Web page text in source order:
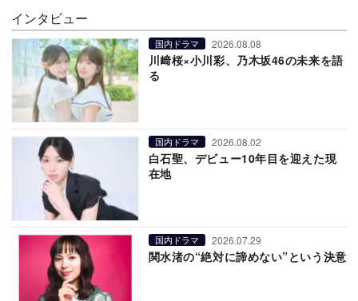
インタビュー
国内ドラマ 2026.08.08
川﨑桜×小川彩、乃木坂46の未来を語
る
国内ドラマ 2026.08.02
白石聖、デビュー10年目を迎えた現
在地
国内ドラマ 2026.07.29
関水渚の“絶対に諦めない”という決意